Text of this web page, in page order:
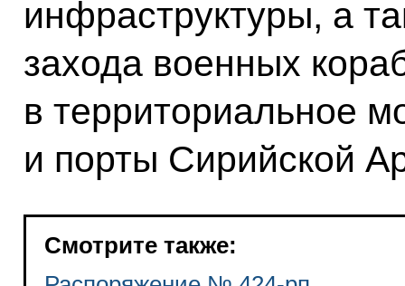
инфраструктуры, а
захода военных
в территориальное
и порты Сирийской
Смотрите также: